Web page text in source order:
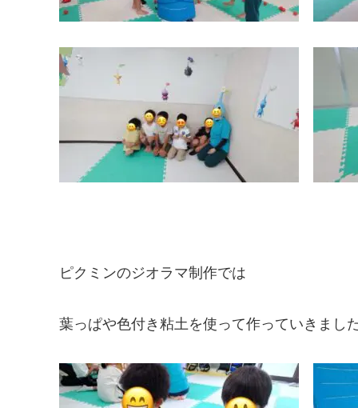
ピクミンのジオラマ制作では
葉っぱや色付き粘土を使って作っていきまし